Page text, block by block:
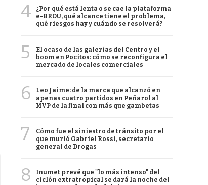
4
¿Por qué está lenta o se cae la plataforma
e-BROU, qué alcance tiene el problema,
qué riesgos hay y cuándo se resolverá?
5
El ocaso de las galerías del Centro y el
boom en Pocitos: cómo se reconfigura el
mercado de locales comerciales
6
Leo Jaime: de la marca que alcanzó en
apenas cuatro partidos en Peñarol al
MVP de la final con más que gambetas
7
Cómo fue el siniestro de tránsito por el
que murió Gabriel Rossi, secretario
general de Drogas
8
Inumet prevé que "lo más intenso" del
ciclón extratropical se dará la noche del